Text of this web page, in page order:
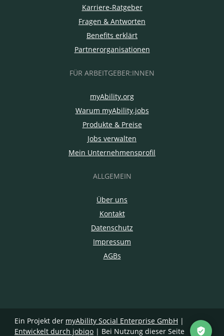
Karriere-Ratgeber
Fragen & Antworten
Benefits erklärt
Partnerorganisationen
FÜR ARBEITGEBER:INNEN
myAbility.org
Warum myAbility.jobs
Produkte & Preise
Jobs verwalten
Mein Unternehmensprofil
ALLGEMEIN
Über uns
Kontakt
Datenschutz
Impressum
AGBs
Ein Projekt der myAbility Social Enterprise GmbH |
Entwickelt durch jobiqo | Bei Nutzung dieser Seite